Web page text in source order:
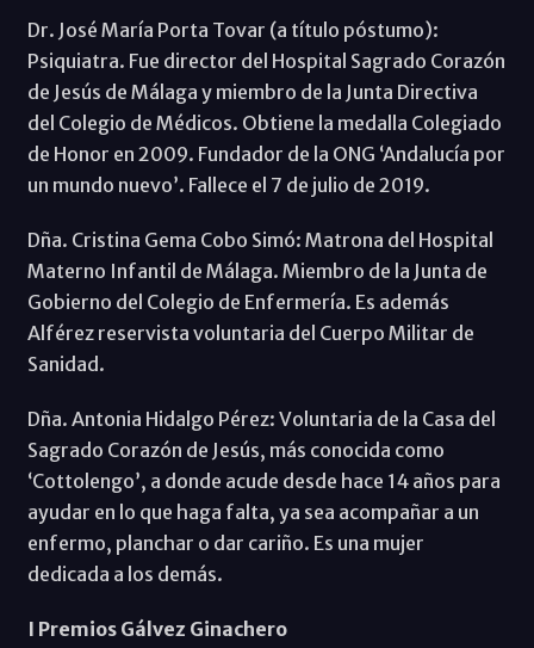
Dr. José María Porta Tovar (a título póstumo):
Psiquiatra. Fue director del Hospital Sagrado Corazón
de Jesús de Málaga y miembro de la Junta Directiva
del Colegio de Médicos. Obtiene la medalla Colegiado
de Honor en 2009. Fundador de la ONG ‘Andalucía por
un mundo nuevo’. Fallece el 7 de julio de 2019.
Dña. Cristina Gema Cobo Simó: Matrona del Hospital
Materno Infantil de Málaga. Miembro de la Junta de
Gobierno del Colegio de Enfermería. Es además
Alférez reservista voluntaria del Cuerpo Militar de
Sanidad.
Dña. Antonia Hidalgo Pérez: Voluntaria de la Casa del
Sagrado Corazón de Jesús, más conocida como
‘Cottolengo’, a donde acude desde hace 14 años para
ayudar en lo que haga falta, ya sea acompañar a un
enfermo, planchar o dar cariño. Es una mujer
dedicada a los demás.
I Premios Gálvez Ginachero